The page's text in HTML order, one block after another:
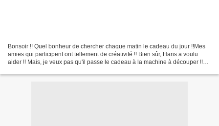
Bonsoir !! Quel bonheur de chercher chaque matin le cadeau du jour !!Mes
amies qui participent ont tellement de créativité !! Bien sûr, Hans a voulu
aider !! Mais, je veux pas qu'il passe le cadeau à la machine à découper !!